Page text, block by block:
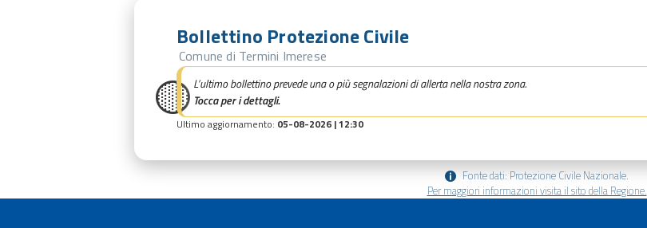
🟡
Bollettino Protezione Civile
Comune di Termini Imerese
L’ultimo bollettino prevede una o più segnalazioni di allerta nella nostra zona.
Tocca per i dettagli.
Ultimo aggiornamento: 05-08-2026 | 12:30
Fonte dati: Protezione Civile Nazionale.
Per maggiori informazioni visita il sito della Regione.